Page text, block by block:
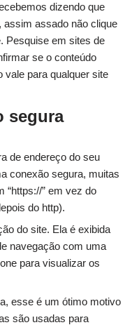
dizendo que
assado não clique
Pesquise em sites de
se o conteúdo
vale para qualquer site
segura
de endereço do seu
conexão segura, muitas
“https://” em vez do
do http).
do site. Ela é exibida
navegação com uma
para visualizar os
esse é um ótimo motivo
são usadas para